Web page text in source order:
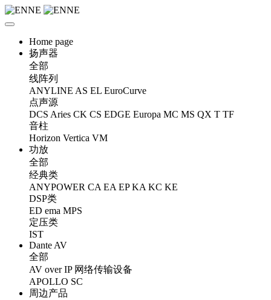
Home page
扬声器
全部
线阵列
ANYLINE AS EL EuroCurve
点声源
DCS Aries CK CS EDGE Europa MC MS QX T TF
音柱
Horizon Vertica VM
功放
全部
经典类
ANYPOWER CA EA EP KA KC KE
DSP类
ED ema MPS
定压类
IST
Dante AV
全部
AV over IP 网络传输设备
APOLLO SC
周边产品